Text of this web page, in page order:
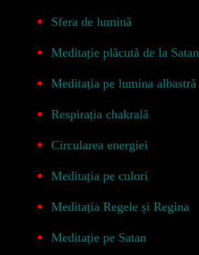
Sfera de lumină
Meditație plăcută de la Satan
Meditația pe lumina albastră
Respirația chakrală
Circularea energiei
Meditația pe culori
Meditația Regele și Regina
Meditație pe Satan